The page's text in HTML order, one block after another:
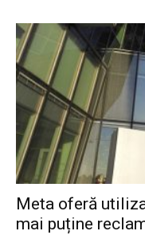
Meta oferă
mai puține